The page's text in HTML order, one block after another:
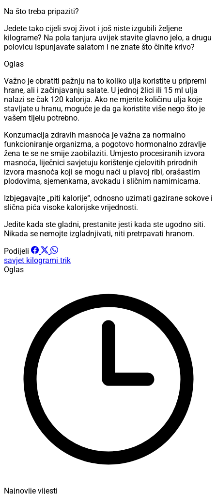
Na što treba pripaziti?
Jedete tako cijeli svoj život i još niste izgubili željene
kilograme? Na pola tanjura uvijek stavite glavno jelo, a drugu
polovicu ispunjavate salatom i ne znate što činite krivo?
Oglas
Važno je obratiti pažnju na to koliko ulja koristite u pripremi
hrane, ali i začinjavanju salate. U jednoj žlici ili 15 ml ulja
nalazi se čak 120 kalorija. Ako ne mjerite količinu ulja koje
stavljate u hranu, moguće je da ga koristite više nego što je
vašem tijelu potrebno.
Konzumacija zdravih masnoća je važna za normalno
funkcioniranje organizma, a pogotovo hormonalno zdravlje
žena te se ne smije zaobilaziti. Umjesto procesiranih izvora
masnoća, liječnici savjetuju korištenje cjelovitih prirodnih
izvora masnoća koji se mogu naći u plavoj ribi, orašastim
plodovima, sjemenkama, avokadu i sličnim namirnicama.
Izbjegavajte „piti kalorije“, odnosno uzimati gazirane sokove i
slična pića visoke kalorijske vrijednosti.
Jedite kada ste gladni, prestanite jesti kada ste ugodno siti.
Nikada se nemojte izgladnjivati, niti pretrpavati hranom.
Podijeli
savjet kilogrami trik
Oglas
Najnovije vijesti